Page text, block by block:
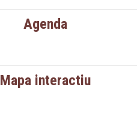
Agenda
Mapa interactiu